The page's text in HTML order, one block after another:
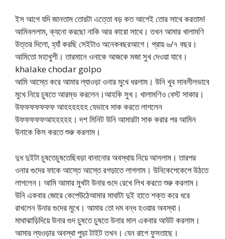
ইস আগে যদি জানতাম তোরটা এত্তো বড় কত আগেই তোর সাথে করতাম!
আমিবললাম, ক্যনো করছো নাকি আর কারো সাথে। তখন আমার খালামণি
উত্তর দিলো, হ্যাঁ করছি সেইটাও অনেকবছরআগে। প্রায় ৬/৭ বছর।
আমিতো মহাখুশী। তারমানে ওনাকে আজকে মজা সুখ দেওয়া যাবে।
khalake chodar golpo
আমি আস্তে করে আমার ল্যাওড়া ওনার মুখে ধরলাম। উনি খুব সাবলীলভাবে
মুখে নিয়ে চুষতে আরম্ভ করলেন।আহকি সুখ। খালামণিও বেস্ট সাকার।
উফফফফফফফ আহহহহহহ যেভাবে সাক করতে লাগলেন
উফফফফফআহহহহহ। দশ মিনিট উনি আমারটা সাক করার পর আমিন
উনাকে কিস করতে শুরু করলাম।
দুধ দুইটা চুষতেচুষতেছিবড়া বানানোর অবস্থায় নিয়ে আসলাম। তারপর
ওনার গুদের ফাকে আস্তে আস্তে রগড়াতে লাগলাম। উনিকেপেকেপে উঠতে
লাগলেন। আমি আমার মুখটা উনার গুদে রেখে লিখ করতে শুরু করলাম।
উনি একবার জোরে কেপেউঠেআমার মাথাটা দুই হাতে শক্ত করে ধরে
রাখলেন উনার গুদের মুখে। আমার তো দম বন্ধ হওয়ার অবস্থা।
মাথাঝাড়িদিয়ে উনার গুদ চুষতে চুষতে উনার মাল একবার আউট করলাম।
আমার ল্যওড়ার অবস্থা পুড়া টাইট তখন। যেন রাগে ফুসতাছে।